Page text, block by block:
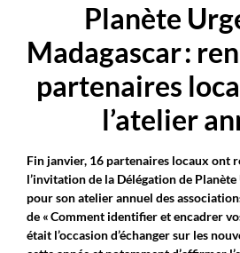
Planète
Madagascar :
partenaires
l’atelier
Fin janvier, 16 partenaires locaux ont
l’invitation de la Délégation de
pour son atelier annuel des
de « Comment identifier et encadrer
était l’occasion d’échanger sur les